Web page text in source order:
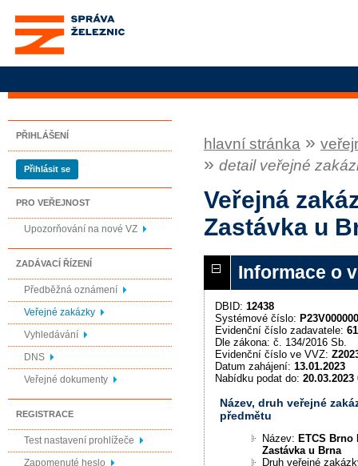
Správa železnic, státní
organizace
PŘIHLÁŠENÍ
Přihlásit se
PRO VEŘEJNOST
Upozorňování na nové VZ
ZADÁVACÍ ŘÍZENÍ
Předběžná oznámení
Veřejné zakázky
Vyhledávání
DNS
Veřejné dokumenty
REGISTRACE
Test nastavení prohlížeče
Zapomenuté heslo
hlavní stránka »
» detail veřejné
Veřejná
Zastávka u
Informace o
DBID: 12438
Systémové číslo:
Evidenční číslo zadavatele:
Dle zákona: č. 134/2016 Sb.
Evidenční číslo ve VVZ:
Datum zahájení: 13.01.2023
Nabídku podat do: 20.03.2023
Název, druh veřejné
předmětu
Název:ETCS Brno
Zastávka u Brna
Druh veřejné